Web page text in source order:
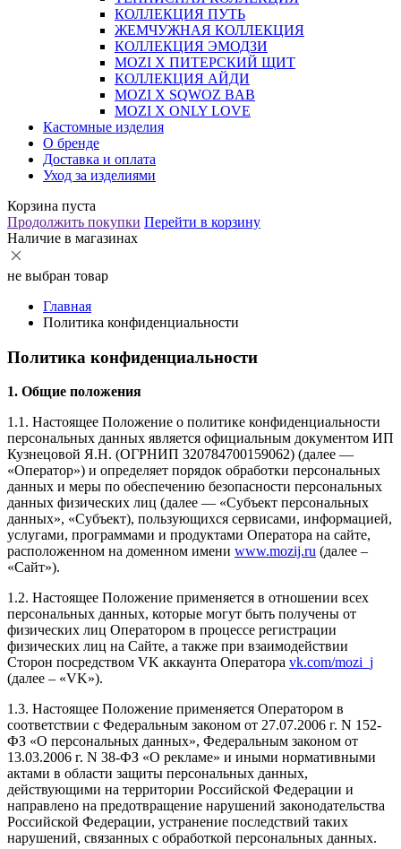
КОЛЛЕКЦИЯ ПУТЬ
ЖЕМЧУЖНАЯ КОЛЛЕКЦИЯ
КОЛЛЕКЦИЯ ЭМОДЗИ
MOZI X ПИТЕРСКИЙ ЩИТ
КОЛЛЕКЦИЯ АЙДИ
MOZI X SQWOZ BAB
MOZI X ONLY LOVE
Кастомные изделия
О бренде
Доставка и оплата
Уход за изделиями
Корзина пуста
Продолжить покупки Перейти в корзину
Наличие в магазинах
не выбран товар
Главная
Политика конфиденциальности
Политика конфиденциальности
1. Общие положения
1.1. Настоящее Положение о политике конфиденциальности
персональных данных является официальным документом ИП
Кузнецовой Я.Н. (ОГРНИП 320784700159062) (далее —
«Оператор») и определяет порядок обработки персональных
данных и меры по обеспечению безопасности персональных
данных физических лиц (далее — «Субъект персональных
данных», «Субъект), пользующихся сервисами, информацией,
услугами, программами и продуктами Оператора на сайте,
расположенном на доменном имени www.mozij.ru (далее –
«Сайт»).
1.2. Настоящее Положение применяется в отношении всех
персональных данных, которые могут быть получены от
физических лиц Оператором в процессе регистрации
физических лиц на Сайте, а также при взаимодействии
Сторон посредством VK аккаунта Оператора vk.com/mozi_j
(далее – «VK»).
1.3. Настоящее Положение применяется Оператором в
соответствии с Федеральным законом от 27.07.2006 г. N 152-
ФЗ «О персональных данных», Федеральным законом от
13.03.2006 г. N 38-ФЗ «О рекламе» и иными нормативными
актами в области защиты персональных данных,
действующими на территории Российской Федерации и
направлено на предотвращение нарушений законодательства
Российской Федерации, устранение последствий таких
нарушений, связанных с обработкой персональных данных.